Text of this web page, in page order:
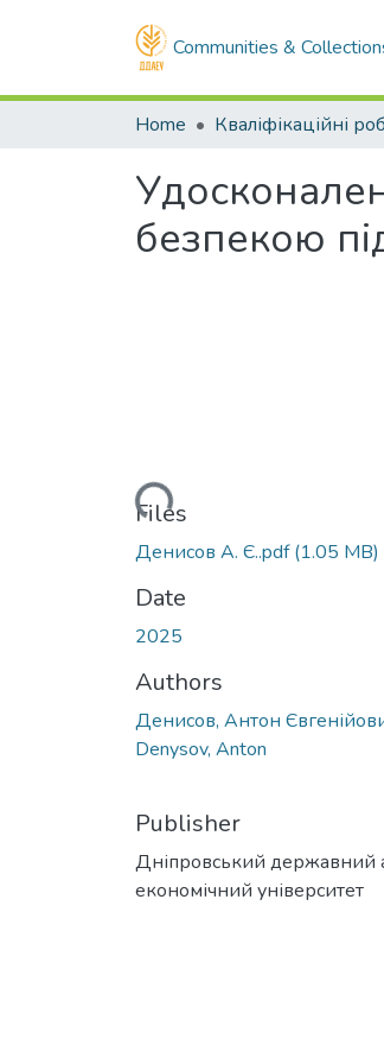
Communities &
Home
безпекою
Loading...
Files
Денисов А. Є..pdf(1.05 MB)
Date
2025
Authors
Денисов, Антон
Denysov, Anton
Publisher
Дніпровський державний
економічний університет